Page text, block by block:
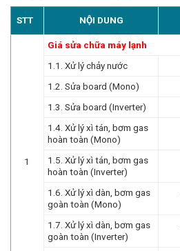
STT NỘI DUNG
1
Giá sửa chữa máy lạnh
1.1. Xử lý chảy nước
1.2. Sửa board (Mono)
1.3. Sửa board (Inverter)
1.4. Xử lý xì tán, bơm gas
hoàn toàn (Mono)
1.5. Xử lý xì tán, bơm gas
hoàn toàn (Inverter)
1.6. Xử lý xì dàn, bơm gas
goàn toàn (Mono)
1.7. Xử lý xì dàn, bơm gas
goàn toàn (Inverter)